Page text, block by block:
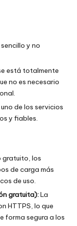
y no
está totalmente
no es necesario
de los servicios
y fiables.
gratuito, los
de carga más
de uso.
gratuita):La
HTTPS, lo que
forma segura a los